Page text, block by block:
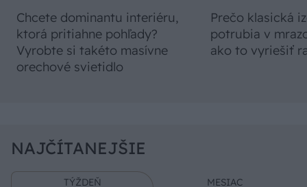
Chcete dominantu interiéru,
ktorá pritiahne pohľady?
Vyrobte si takéto masívne
orechové svietidlo
Prečo klasická
potrubia v
ako to vyriešiť
NAJČÍTANEJŠIE
TÝŽDEŇ MESIAC